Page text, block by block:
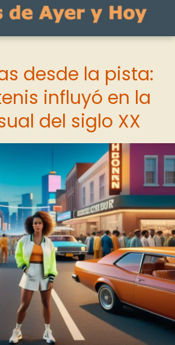
desde la pista:
influyó en la
del siglo XX